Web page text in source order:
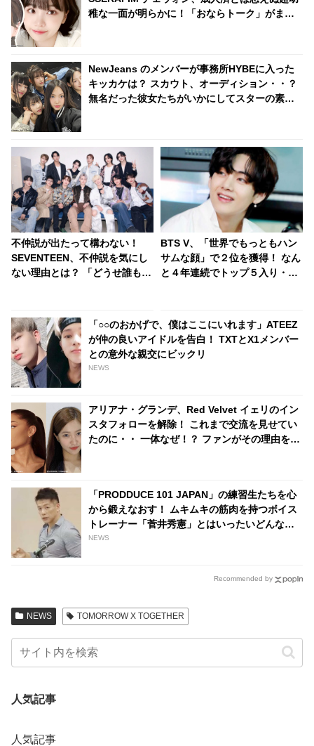
稚な一面が明らかに！「おならトーク」がまさ
NewJeans のメンバーが事務所HYBEに入った
キッカケは？ スカウト、オーディション・・？
無名だった彼女たちがいかにしてスターの素質
不仲説が出たって構わない！
SEVENTEEN、不仲説を気にし
ない理由とは？ 「どうせ誰も信
BTS V、「世界でもっともハン
サムな顔」で２位を獲得！ なん
と４年連続でトップ５入り・・
「○○のおかげで、僕はここにいれます」ATEEZ
が仲の良いアイドルを告白！ TXTとX1メンバー
との意外な親交にビックリ
NEWS
アリアナ・グランデ、Red Velvet イェリのイン
スタフォローを解除！ これまで交流を見せてい
たのに・・ 一体なぜ！？ ファンがその理由を推
「PRODDUCE 101 JAPAN」の練習生たちを心
から鍛えなおす！ ムキムキの筋肉を持つボイス
トレーナー「菅井秀憲」とはいったいどんな
人？
NEWS
Recommended by
NEWS TOMORROW X TOGETHER
人気記事
人気記事